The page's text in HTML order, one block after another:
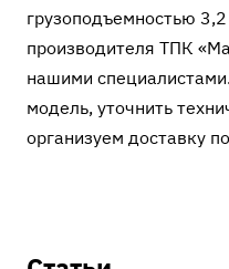
грузоподъемностью
производителя ТПК
нашими
модель, уточнить
организуем доставку